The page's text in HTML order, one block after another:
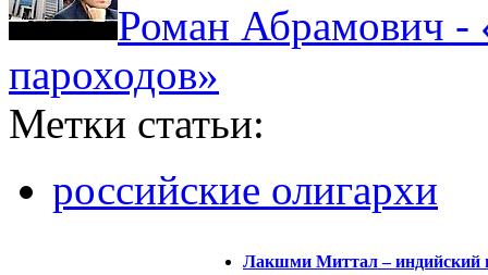
Роман Абрамович -
пароходов»
Метки статьи:
российские олигархи
Лакшми Миттал – индийский